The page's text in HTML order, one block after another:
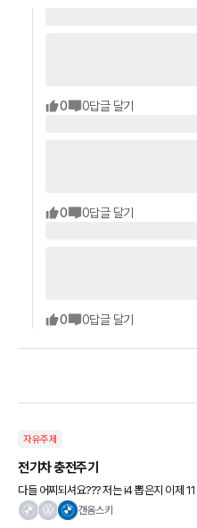
0 0답글 달기
0 0답글 달기
0 0답글 달기
자유주제
전기차 충전주기
다들 어찌되셔요??? 저는 i4 뽑은지 이제 11일밖에 안되었는데 벌써 3번이나 충전했네
용..??? 충전ㅂ용은 로밍해서 비싸겠지만
갠옴스키